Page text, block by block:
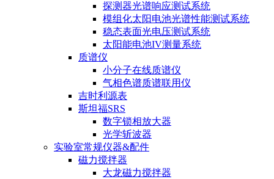
探测器光谱响应测试系统
模组化太阳电池光谱性能测试系统
稳态表面光电压测试系统
太阳能电池IV测量系统
质谱仪
小分子在线质谱仪
气相色谱质谱联用仪
吉时利源表
斯坦福SRS
数字锁相放大器
光学斩波器
实验室常规仪器&配件
磁力搅拌器
大龙磁力搅拌器